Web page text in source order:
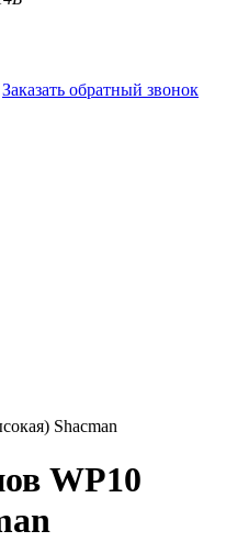
Заказать обратный звонок
Shacman
WP10